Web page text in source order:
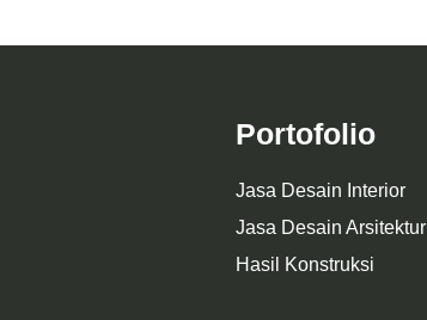
Portofolio
Jasa Desain Interior
Jasa Desain Arsitektur
Hasil Konstruksi